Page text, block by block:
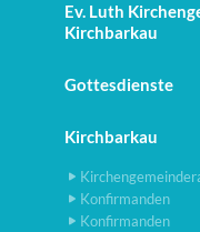
Ev. Luth
Kirchbarkau
Gottesdienste
Kirchbarkau
Konfirmanden
Konfirmanden